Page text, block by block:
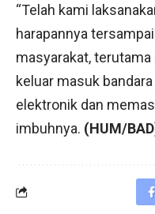
“Telah kami
harapannya
masyarakat,
keluar masuk
elektronik dan
imbuhnya. (HUM/